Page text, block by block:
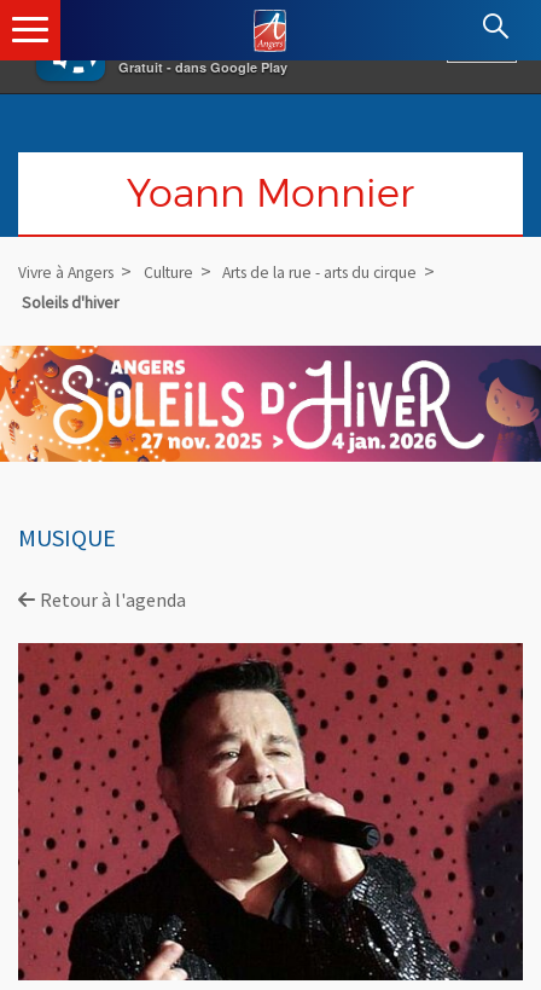
×
Gratuit - dans Google Play
Angers.fr : Retour à l'accueil
Yoann Monnier
Vivre à Angers Culture
Arts de la rue - arts du cirque
Soleils d'hiver
MUSIQUE
Retour à l'agenda